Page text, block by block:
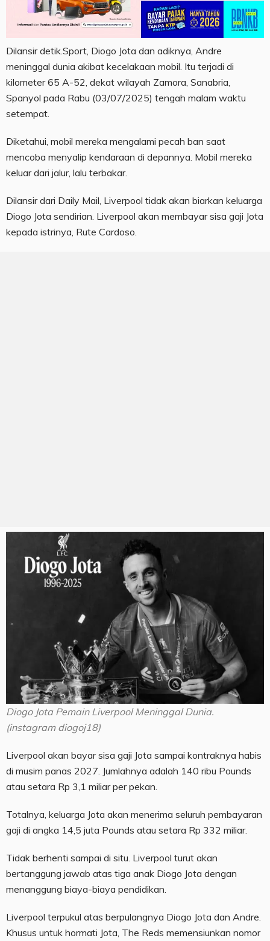
Dilansir detik.Sport, Diogo Jota dan adiknya, Andre
meninggal dunia akibat kecelakaan mobil. Itu terjadi di
kilometer 65 A-52, dekat wilayah Zamora, Sanabria,
Spanyol pada Rabu (03/07/2025) tengah malam waktu
setempat.
Diketahui, mobil mereka mengalami pecah ban saat
mencoba menyalip kendaraan di depannya. Mobil mereka
keluar dari jalur, lalu terbakar.
Dilansir dari Daily Mail, Liverpool tidak akan biarkan keluarga
Diogo Jota sendirian. Liverpool akan membayar sisa gaji Jota
kepada istrinya, Rute Cardoso.
Diogo Jota Pemain Liverpool Meninggal Dunia.
(instagram diogoj18)
Liverpool akan bayar sisa gaji Jota sampai kontraknya habis
di musim panas 2027. Jumlahnya adalah 140 ribu Pounds
atau setara Rp 3,1 miliar per pekan.
Totalnya, keluarga Jota akan menerima seluruh pembayaran
gaji di angka 14,5 juta Pounds atau setara Rp 332 miliar.
Tidak berhenti sampai di situ. Liverpool turut akan
bertanggung jawab atas tiga anak Diogo Jota dengan
menanggung biaya-biaya pendidikan.
Liverpool terpukul atas berpulangnya Diogo Jota dan Andre.
Khusus untuk hormati Jota, The Reds memensiunkan nomor